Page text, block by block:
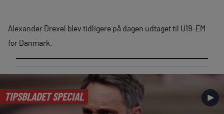
Alexander Drexel blev tidligere på dagen udtaget til U19-EM
for Danmark.
TIPSBLADET SPECIAL ►